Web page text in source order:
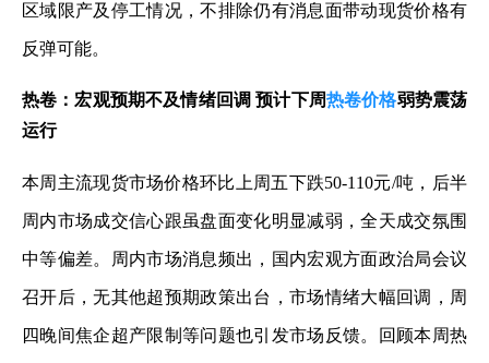
区域限产及停工情况，不排除仍有消息面带动现货价格有
反弹可能。
热卷：宏观预期不及情绪回调 预计下周热卷价格弱势震荡
运行
本周主流现货市场价格环比上周五下跌50-110元/吨，后半
周内市场成交信心跟虽盘面变化明显减弱，全天成交氛围
中等偏差。周内市场消息频出，国内宏观方面政治局会议
召开后，无其他超预期政策出台，市场情绪大幅回调，周
四晚间焦企超产限制等问题也引发市场反馈。回顾本周热